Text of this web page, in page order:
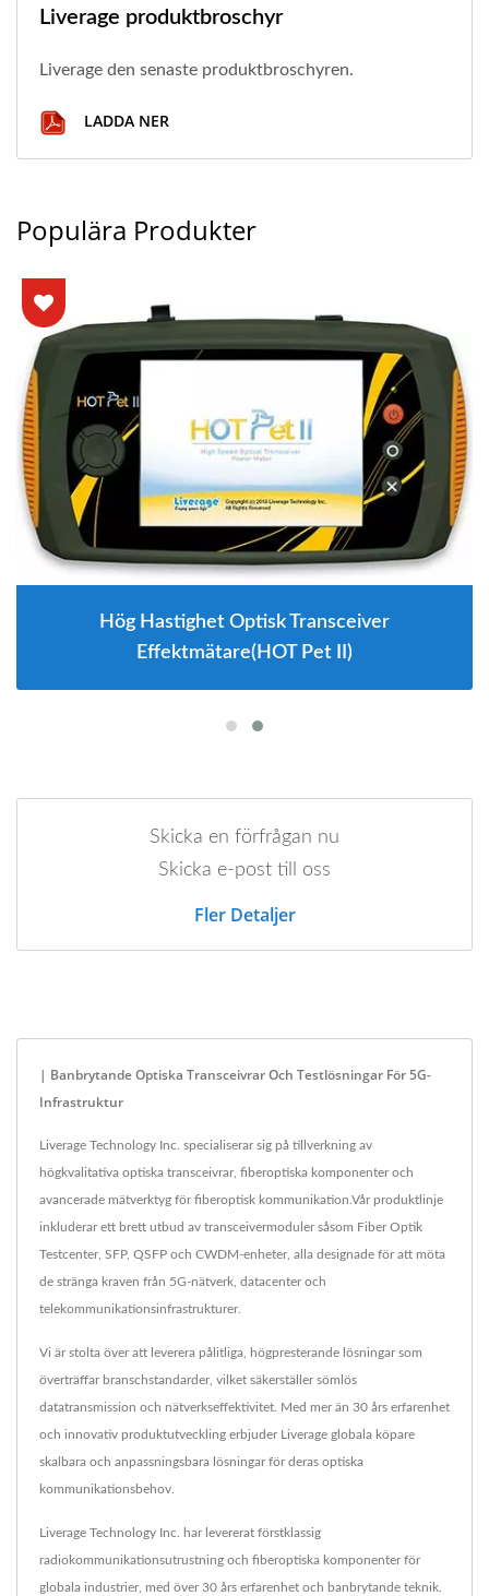
Liverage produktbroschyr
Liverage den senaste produktbroschyren.
LADDA NER
Populära Produkter
Hög Hastighet Optisk Transceiver
Effektmätare(HOT Pet II)
Skicka en förfrågan nu
Skicka e-post till oss
Fler Detaljer
| Banbrytande Optiska Transceivrar Och Testlösningar För 5G-
Infrastruktur
Liverage Technology Inc. specialiserar sig på tillverkning av
högkvalitativa optiska transceivrar, fiberoptiska komponenter och
avancerade mätverktyg för fiberoptisk kommunikation.Vår produktlinje
inkluderar ett brett utbud av transceivermoduler såsom Fiber Optik
Testcenter, SFP, QSFP och CWDM-enheter, alla designade för att möta
de stränga kraven från 5G-nätverk, datacenter och
telekommunikationsinfrastrukturer.
Vi är stolta över att leverera pålitliga, högpresterande lösningar som
överträffar branschstandarder, vilket säkerställer sömlös
datatransmission och nätverkseffektivitet. Med mer än 30 års erfarenhet
och innovativ produktutveckling erbjuder Liverage globala köpare
skalbara och anpassningsbara lösningar för deras optiska
kommunikationsbehov.
Liverage Technology Inc. har levererat förstklassig
radiokommunikationsutrustning och fiberoptiska komponenter för
globala industrier, med över 30 års erfarenhet och banbrytande teknik.